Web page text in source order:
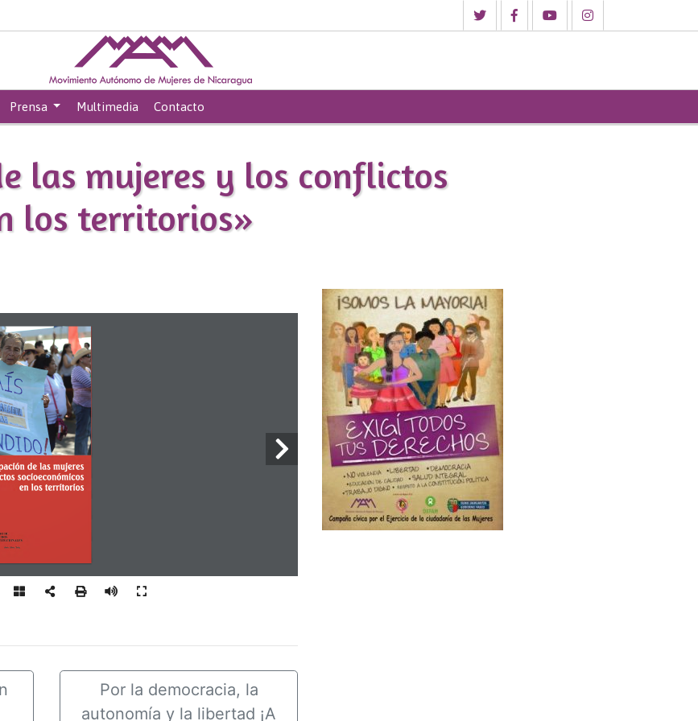
Prensa Multimedia Contacto
las mujeres y los conflictos
los territorios»
Por la democracia, la
autonomía y la libertad ¡A